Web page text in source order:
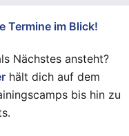
Termine im Blick!
Nächstes ansteht?
hält dich auf dem
bis hin zu